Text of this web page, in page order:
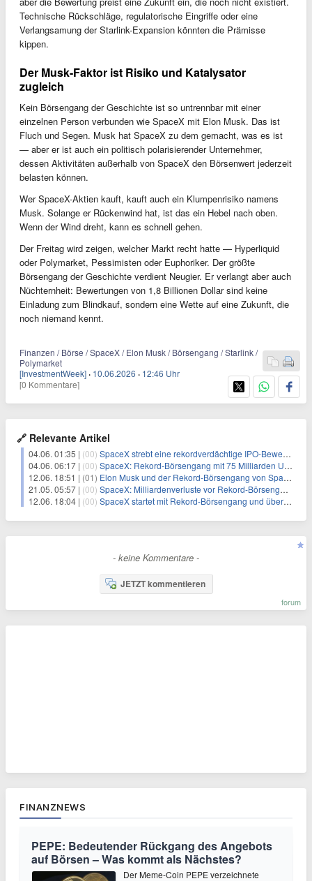
Technische Rückschläge, regulatorische Eingriffe oder eine
Verlangsamung der Starlink-Expansion könnten die Prämisse
kippen.
Der Musk-Faktor ist Risiko und Katalysator
zugleich
Kein Börsengang der Geschichte ist so untrennbar mit einer
einzelnen Person verbunden wie SpaceX mit Elon Musk. Das ist
Fluch und Segen. Musk hat SpaceX zu dem gemacht, was es ist
— aber er ist auch ein politisch polarisierender Unternehmer,
dessen Aktivitäten außerhalb von SpaceX den Börsenwert jederzeit
belasten können.
Wer SpaceX-Aktien kauft, kauft auch ein Klumpenrisiko namens
Musk. Solange er Rückenwind hat, ist das ein Hebel nach oben.
Wenn der Wind dreht, kann es schnell gehen.
Der Freitag wird zeigen, welcher Markt recht hatte — Hyperliquid
oder Polymarket, Pessimisten oder Euphoriker. Der größte
Börsengang der Geschichte verdient Neugier. Er verlangt aber auch
Nüchternheit: Bewertungen von 1,8 Billionen Dollar sind keine
Einladung zum Blindkauf, sondern eine Wette auf eine Zukunft, die
noch niemand kennt.
Finanzen / Börse / SpaceX / Elon Musk / Börsengang / Starlink /
Polymarket
[InvestmentWeek] · 10.06.2026 · 12:46 Uhr
[0 Kommentare]
🔗 Relevante Artikel
04.06. 01:35 | (00) SpaceX strebt eine rekordverdächtige IPO-Bewertung von 86 Milliarden Dollar an
04.06. 06:17 | (00) SpaceX: Rekord-Börsengang mit 75 Milliarden US-Dollar und einer Bewertung von 1,8 Billionen Dollar
12.06. 18:51 | (01) Elon Musk und der Rekord-Börsengang von SpaceX: Ein Blick auf Wachstum und Risiken
21.05. 05:57 | (00) SpaceX: Milliardenverluste vor Rekord-Börsengang
12.06. 18:04 | (00) SpaceX startet mit Rekord-Börsengang und übertrifft Erwartungen
- keine Kommentare -
JETZT kommentieren
forum
FINANZNEWS
PEPE: Bedeutender Rückgang des Angebots
auf Börsen – Was kommt als Nächstes?
Der Meme-Coin PEPE verzeichnete